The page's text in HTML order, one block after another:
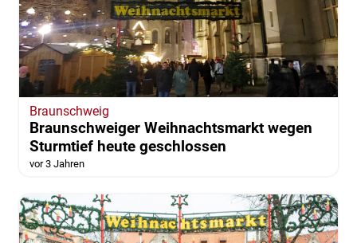
Braunschweig
Braunschweiger Weihnachtsmarkt wegen
Sturmtief heute geschlossen
vor 3 Jahren